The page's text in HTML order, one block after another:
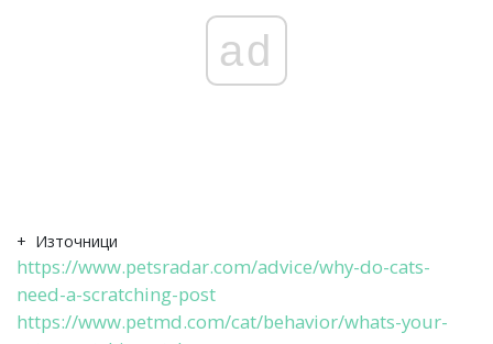
ad
+ Източници
https://www.petsradar.com/advice/why-do-cats-
need-a-scratching-post
https://www.petmd.com/cat/behavior/whats-your-